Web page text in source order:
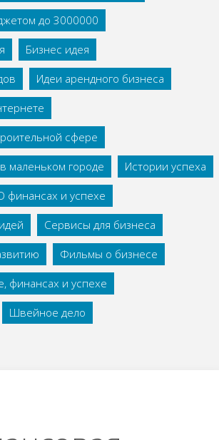
до 3000000
Бизнес идея
Идеи арендного бизнеса
сфере
маленьком городе
Истории успеха
финансах и успехе
Сервисы для бизнеса
Фильмы о бизнесе
финансах и успехе
Швейное дело